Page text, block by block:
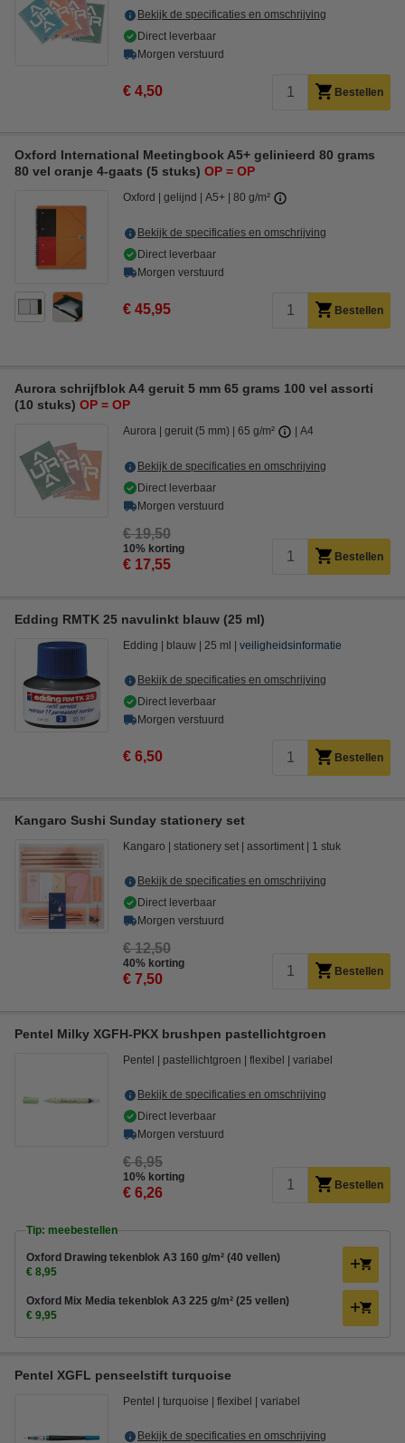
Bekijk de specificaties en omschrijving
Direct leverbaar
Morgen verstuurd
€ 4,50 Bestellen
Oxford International Meetingbook A5+ gelinieerd 80 grams
80 vel oranje 4-gaats (5 stuks) OP = OP
Oxford gelijnd A5+ 80 g/m²
Bekijk de specificaties en omschrijving
Direct leverbaar
Morgen verstuurd
€ 45,95 Bestellen
Aurora schrijfblok A4 geruit 5 mm 65 grams 100 vel assorti
(10 stuks) OP = OP
Aurora geruit (5 mm) 65 g/m² A4
Bekijk de specificaties en omschrijving
Direct leverbaar
Morgen verstuurd
€ 19,50
10% korting
€ 17,55 Bestellen
Edding RMTK 25 navulinkt blauw (25 ml)
Edding blauw 25 ml veiligheidsinformatie
Bekijk de specificaties en omschrijving
Direct leverbaar
Morgen verstuurd
€ 6,50 Bestellen
Kangaro Sushi Sunday stationery set
Kangaro stationery set assortiment 1 stuk
Bekijk de specificaties en omschrijving
Direct leverbaar
Morgen verstuurd
€ 12,50
40% korting
€ 7,50 Bestellen
Pentel Milky XGFH-PKX brushpen pastellichtgroen
Pentel pastellichtgroen flexibel variabel
Bekijk de specificaties en omschrijving
Direct leverbaar
Morgen verstuurd
€ 6,95
10% korting
€ 6,26 Bestellen
Tip: meebestellen
Oxford Drawing tekenblok A3 160 g/m² (40 vellen)
€ 8,95
Oxford Mix Media tekenblok A3 225 g/m² (25 vellen)
€ 9,95
Pentel XGFL penseelstift turquoise
Pentel turquoise flexibel variabel
Bekijk de specificaties en omschrijving